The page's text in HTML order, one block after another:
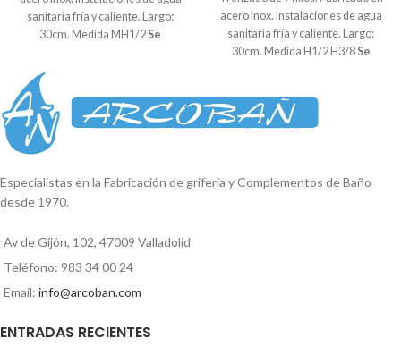
sanitaria fría y caliente. Largo:
30cm. Medida MH1/2 Se
acero inox. Instalaciones de agua
sanitaria fría y caliente. Largo:
30cm. Medida H1/2 H3/8 Se
Especialistas en la Fabricación de grifería y Complementos de Baño
desde 1970.
Av de Gijón, 102, 47009 Valladolid
Teléfono: 983 34 00 24
Email: info@arcoban.com
ENTRADAS RECIENTES